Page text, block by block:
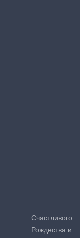
Счастливого
Рождества и